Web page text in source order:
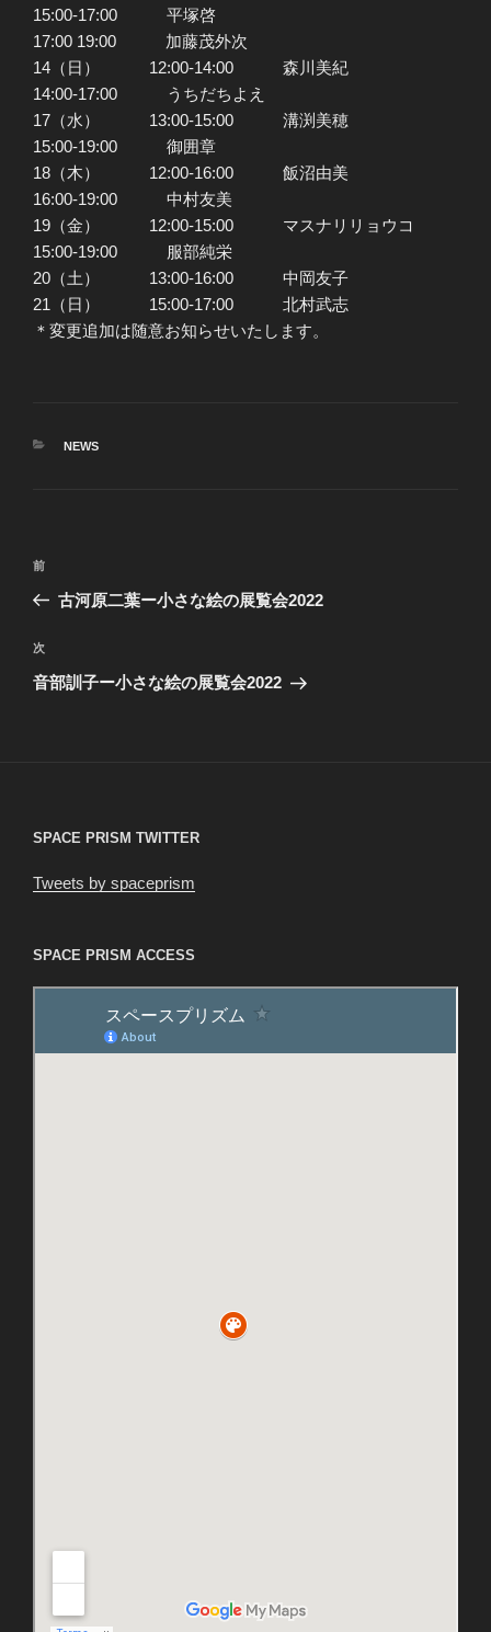
15:00-17:00 平塚啓
17:00 19:00 加藤茂外次
14（日） 12:00-14:00 森川美紀
14:00-17:00 うちだちよえ
17（水） 13:00-15:00 溝渕美穂
15:00-19:00 御囲章
18（木） 12:00-16:00 飯沼由美
16:00-19:00 中村友美
19（金） 12:00-15:00 マスナリリョウコ
15:00-19:00 服部純栄
20（土） 13:00-16:00 中岡友子
21（日） 15:00-17:00 北村武志
＊変更追加は随意お知らせいたします。
カ
NEWS
投
ビ
ゲ
前
の
稿
前
古河原二葉ー小さな絵の展覧会2022
次
の
次
音部訓子ー小さな絵の展覧会2022
SPACE PRISM TWITTER
Tweets by spaceprism
SPACE PRISM ACCESS